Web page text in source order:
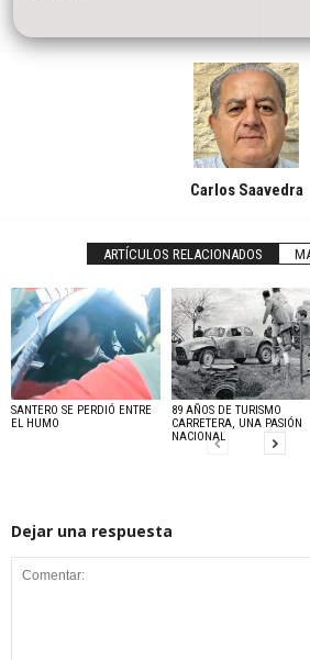
Carlos Saavedra
ARTÍCULOS RELACIONADOS
SANTERO SE PERDIÓ ENTRE
EL HUMO
89 AÑOS DE TURISMO
CARRETERA, UNA PASIÓN
NACIONAL
Dejar una respuesta